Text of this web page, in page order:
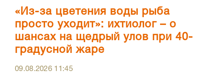
«Из-за цветения воды рыба
просто уходит»: ихтиолог – о
шансах на щедрый улов при 40-
градусной жаре
09.08.2026 11:45